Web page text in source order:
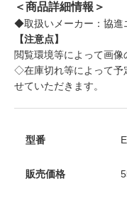
＜商品詳細情報＞
◆取扱いメーカー：協進
【注意点】
閲覧環境等によって画像
◇在庫切れ等によって予
せていただきます。
型番
販売価格